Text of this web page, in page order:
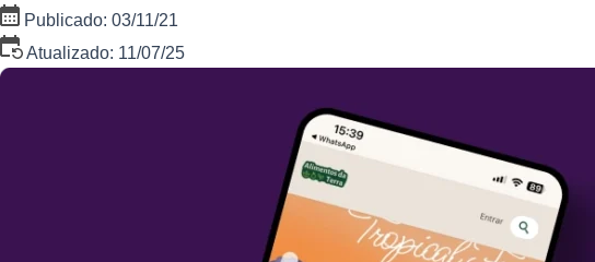
Publicado: 03/11/21
Atualizado: 11/07/25